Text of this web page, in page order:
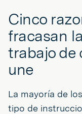
Cinco
fracasan
trabajo de
une
La mayoría de
tipo de